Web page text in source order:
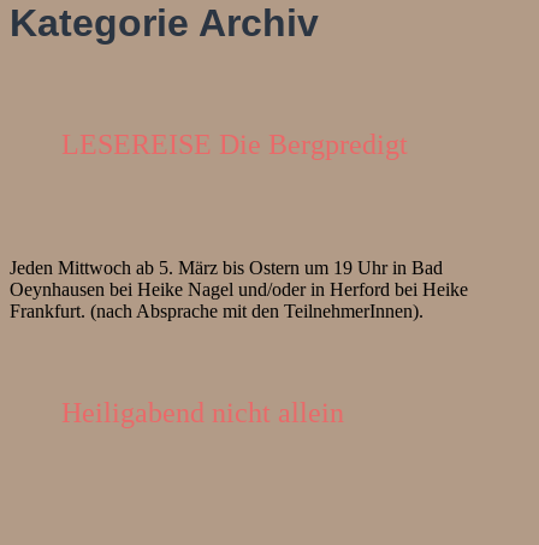
Kategorie Archiv
LESEREISE Die Bergpredigt
Jeden Mittwoch ab 5. März bis Ostern um 19 Uhr in Bad
Oeynhausen bei Heike Nagel und/oder in Herford bei Heike
Frankfurt. (nach Absprache mit den TeilnehmerInnen).
Heiligabend nicht allein